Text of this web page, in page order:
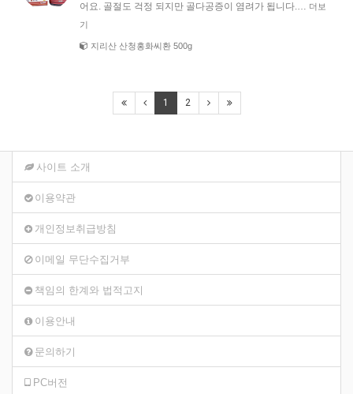
어요. 골절도 걱정 되지만 골다공증이 염려가 됩니다.… 더보
기
지리산 산청홍화씨환 500g
1 2
사이트 소개
이용약관
개인정보취급방침
이메일 무단수집거부
책임의 한계와 법적고지
이용안내
문의하기
PC버전